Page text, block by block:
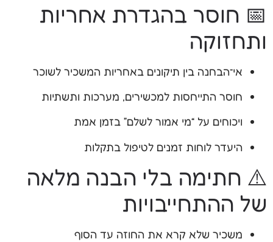
📅 חוסר בהגדרת אחריות
ותחזוקה
אי־הבחנה בין תיקונים באחריות המשכיר לשוכר
חוסר התייחסות למכשירים, מערכות ותשתיות
ויכוחים על “מי אמור לשלם” בזמן אמת
היעדר לוחות זמנים לטיפול בתקלות
⚠️ חתימה בלי הבנה מלאה
של ההתחייבויות
משכיר שלא קרא את החוזה עד הסוף